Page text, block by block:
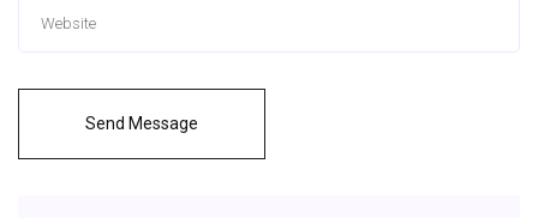
Send Message